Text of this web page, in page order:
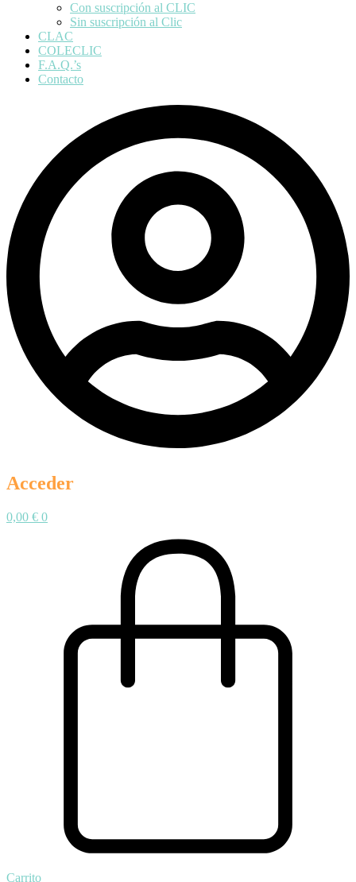
Con suscripción al CLIC
Sin suscripción al Clic
CLAC
COLECLIC
F.A.Q.’s
Contacto
Acceder
0,00 € 0
Carrito